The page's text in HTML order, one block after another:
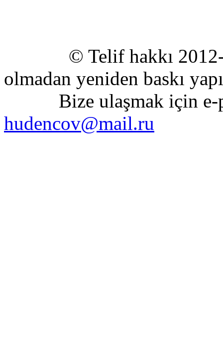
© Telif hakkı 2012-
olmadan yeniden baskı
Bize ulaşmak için e-
hudencov@mail.ru